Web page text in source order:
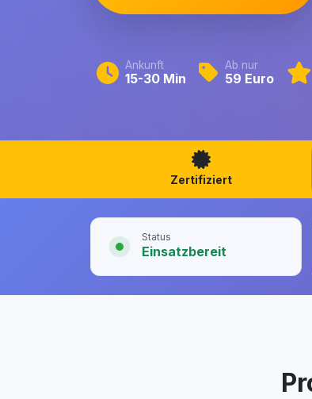
Ankunft
15-30 Min
Ab nur
59 Euro
Zertifiziert
Status
Einsatzbereit